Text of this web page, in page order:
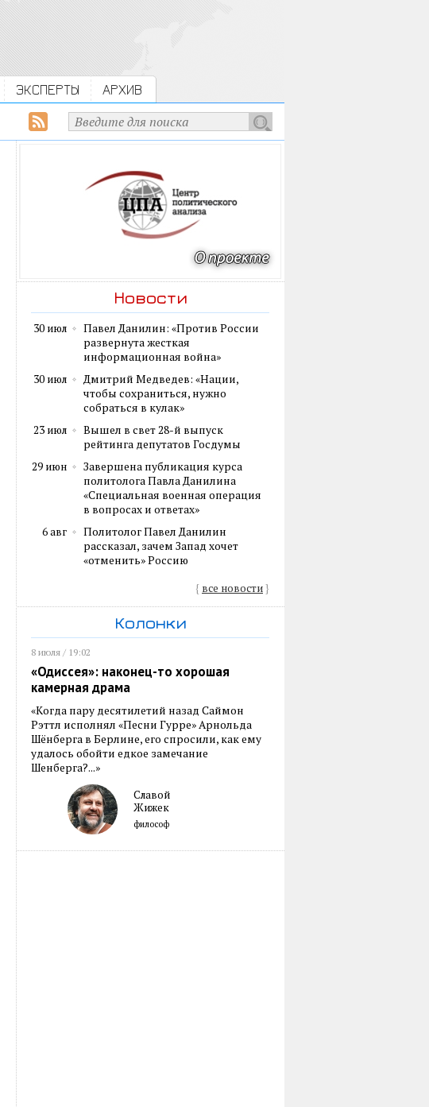
ЭКСПЕРТЫ АРХИВ
Новости
30 июл
Павел Данилин: «Против России
развернута жесткая
информационная война»
30 июл
Дмитрий Медведев: «Нации,
чтобы сохраниться, нужно
собраться в кулак»
23 июл
Вышел в свет 28-й выпуск
рейтинга депутатов Госдумы
29 июн
Завершена публикация курса
политолога Павла Данилина
«Специальная военная операция
в вопросах и ответах»
6 авг
Политолог Павел Данилин
рассказал, зачем Запад хочет
«отменить» Россию
{ все новости}
Колонки
8 июля / 19:02
«Одиссея»: наконец-то хорошая
камерная драма
«Когда пару десятилетий назад Саймон
Рэттл исполнял «Песни Гурре» Арнольда
Шёнберга в Берлине, его спросили, как ему
удалось обойти едкое замечание
Шенберга?...»
Славой
Жижек
философ